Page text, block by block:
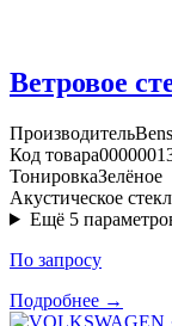
Ветровое
Производитель
Код товара
ТонировкаЗелёное
Акустическое
Ещё 5
По запросу
Подробнее →